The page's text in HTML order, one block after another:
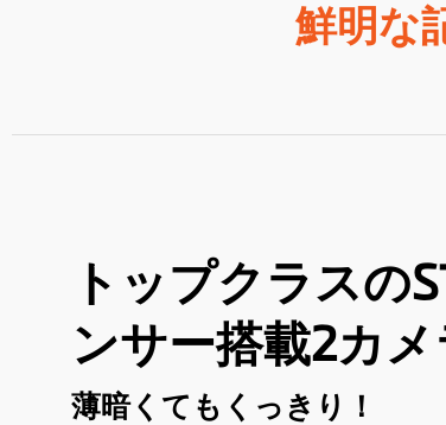
鮮明な
トップクラスの
ンサー搭載2カメ
薄暗くてもくっきり！